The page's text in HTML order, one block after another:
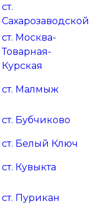
ст.
Сахарозаводской
ст. Москва-
Товарная-
Курская
ст. Малмыж
ст. Бубчиково
ст. Белый Ключ
ст. Кувыкта
ст. Пурикан